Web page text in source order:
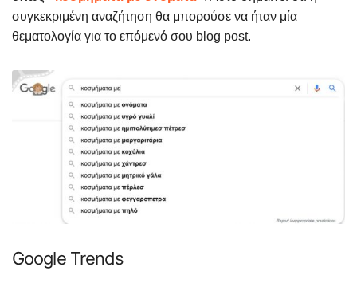
συγκεκριμένη αναζήτηση θα μπορούσε να ήταν μία
θεματολογία για το επόμενό σου blog post.
Google Trends